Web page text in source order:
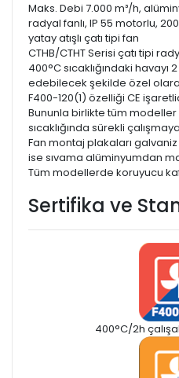
Maks. Debi 7.000 m³/h,
radyal fanlı, IP 55 motorlu,
yatay atışlı çatı tipi fan
CTHB/CTHT Serisi çatı tipi
400°C sıcaklığındaki
edebilecek şekilde özel
F400-120(1) özelliği CE
Bununla birlikte tüm modeller
sıcaklığında sürekli
Fan montaj plakaları
ise sıvama alüminyumdan
Tüm modellerde koruyucu
Sertifika ve
400°C/2h